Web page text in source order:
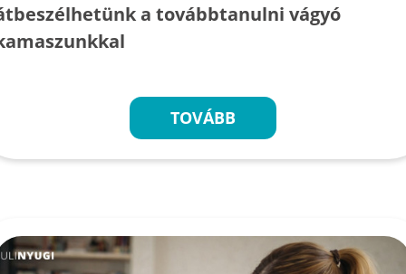
a továbbtanulni vágyó
TOVÁBB